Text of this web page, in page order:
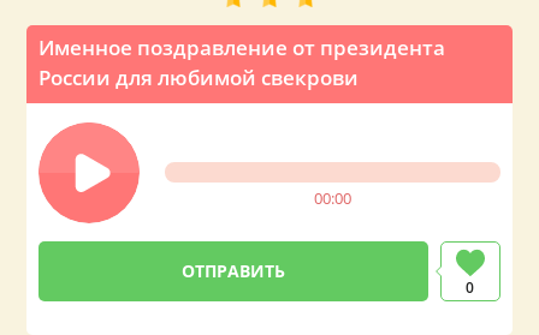
Именное поздравление от президента
России для любимой свекрови
00:00
0